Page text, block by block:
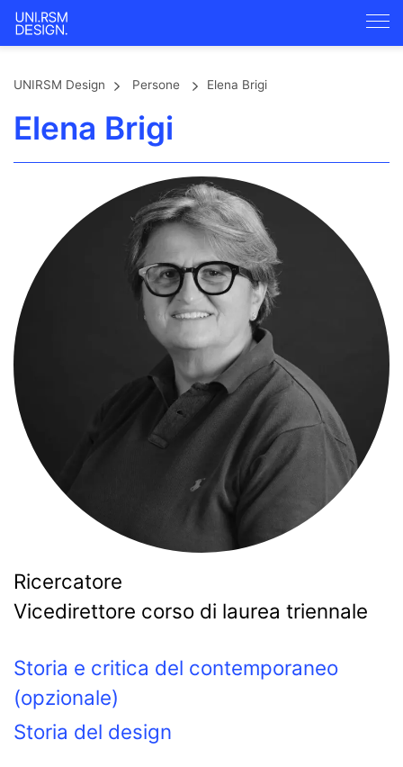
UNIRSM Design Persone Elena Brigi
Elena Brigi
Ricercatore
Vicedirettore corso di laurea triennale
Storia e critica del contemporaneo
(opzionale)
Storia del design